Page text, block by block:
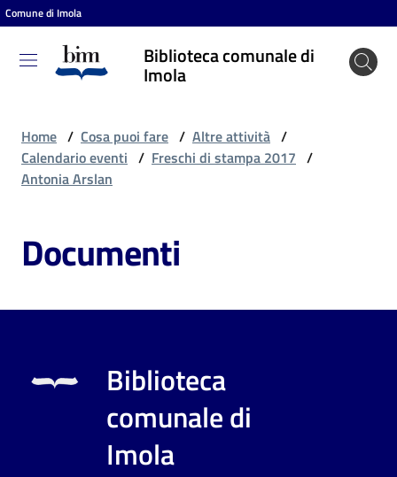
Vai al contenuto
Vai alla navigazione
Vai al footer
Comune di Imola
Biblioteca comunale di
Imola
Biblioteca
comunale
Cosa
fare
Scopri
Home / Cosa puoi fare / Altre attività /
Calendario eventi / Freschi di stampa 2017 /
Antonia Arslan
Documenti
Biblioteca
comunale di
Imola